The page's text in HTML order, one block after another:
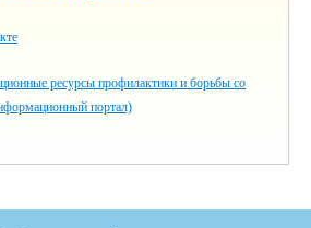
ресурсы профилактики и борьбы со
портал)